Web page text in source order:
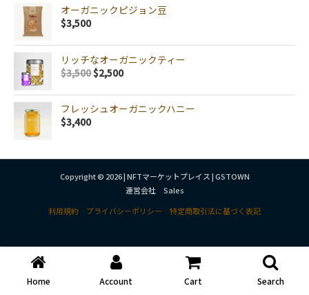
オーガニックピジョン豆
$3,500
リッチなオーガニックティー
$3,500$2,500
フレッシュオーガニックハニー
$3,400
Copyright © 2026 | NFTマーケットプレイス | GSTOWN
運営会社 Sales
利用規約
プライバシーポリシー 特定商取引法に基づく表記
Home Account Cart Search